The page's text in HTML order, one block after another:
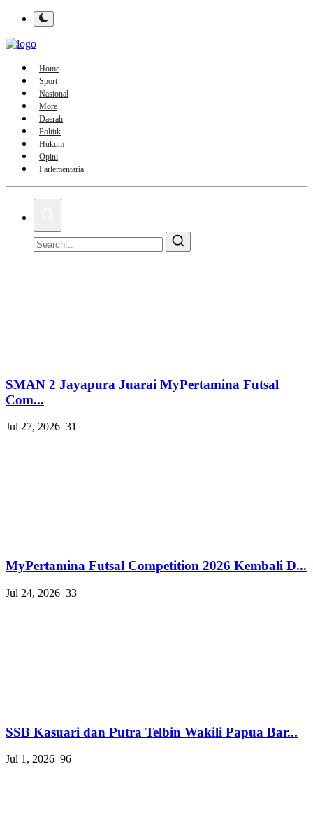
Home
Sport
Nasional
More
Daerah
Politik
Hukum
Opini
Parlementaria
SMAN 2 Jayapura Juarai MyPertamina Futsal
Com...
Jul 27, 2026 31
MyPertamina Futsal Competition 2026 Kembali D...
Jul 24, 2026 33
SSB Kasuari dan Putra Telbin Wakili Papua Bar...
Jul 1, 2026 96